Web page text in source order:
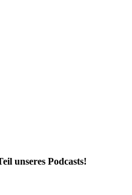
unseres Podcasts!